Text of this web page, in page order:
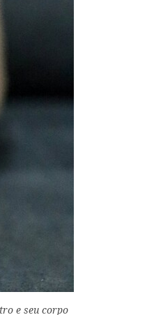
e seu corpo